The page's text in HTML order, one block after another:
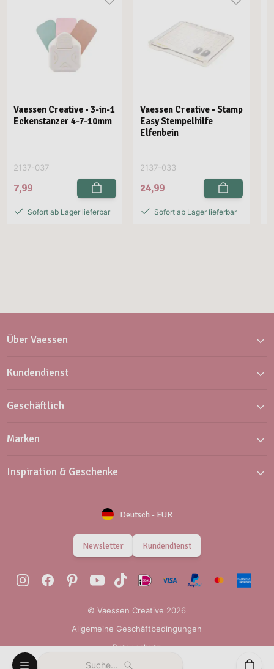
Suche...
Vaessen Creative • 3-in-1
Eckenstanzer 4-7-10mm
2137-037
7,99
Sofort ab Lager lieferbar
Vaessen Creative • Stamp
Easy Stempelhilfe
Elfenbein
2137-033
24,99
Sofort ab Lager lieferbar
Über Vaessen
Kundendienst
Geschäftlich
Marken
Inspiration & Geschenke
Deutsch - EUR
Newsletter Kundendienst
© Vaessen Creative 2026
Allgemeine Geschäftbedingungen
Datenschutz